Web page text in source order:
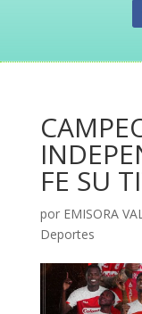
FE SU
por EMISORA
Deportes